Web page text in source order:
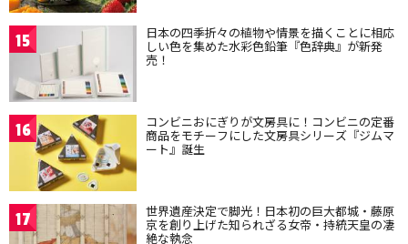
15 日本の四季折々の植物や情景を描くことに相応
しい色を集めた水彩色鉛筆『色辞典』が新発
売！
16 コンビニおにぎりが文房具に！コンビニの定番
商品をモチーフにした文房具シリーズ『ジムマ
ート』誕生
17 世界遺産決定で脚光！日本初の巨大都城・藤原
京を創り上げた知られざる女帝・持統天皇の凄
絶な執念